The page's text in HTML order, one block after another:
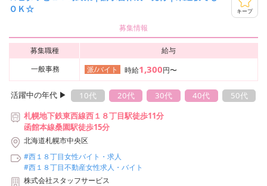
ＯＫ☆
キープ
募集情報
募集職種
給与
一般事務
派/バイト 時給1,300円〜
活躍中の年代 ▶︎ 10代 20代 30代 40代
50代
札幌地下鉄東西線西１８丁目駅徒歩11分
函館本線桑園駅徒歩15分
北海道札幌市中央区
#西１８丁目女性バイト・求人
#西１８丁目不動産女性求人・バイト
株式会社スタッフサービス